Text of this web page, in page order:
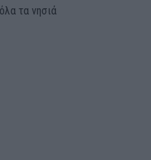
τα νησιά